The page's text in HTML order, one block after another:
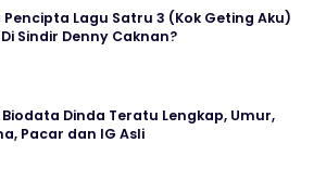
Pencipta Lagu Satru 3 (Kok Geting Aku)
Sindir Denny Caknan?
Dinda Teratu Lengkap, Umur,
Pacar dan IG Asli